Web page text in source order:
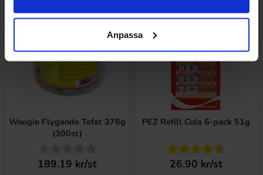
Anpassa
Woogie Flygande Tefat 378g
(300st)
189.19 kr/st
PEZ Refill Cola 6-pack 51g
26.90 kr/st